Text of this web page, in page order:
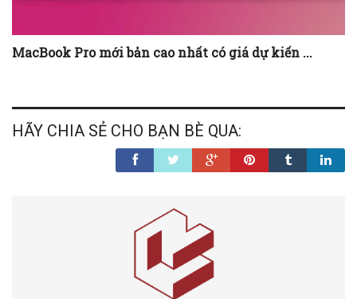
MacBook Pro mới bản cao nhất có giá dự kiến ...
HÃY CHIA SẺ CHO BẠN BÈ QUA: